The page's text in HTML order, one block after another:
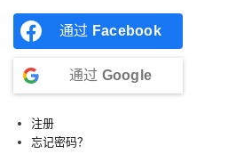
通过 Facebook
通过 Google
注册
忘记密码？